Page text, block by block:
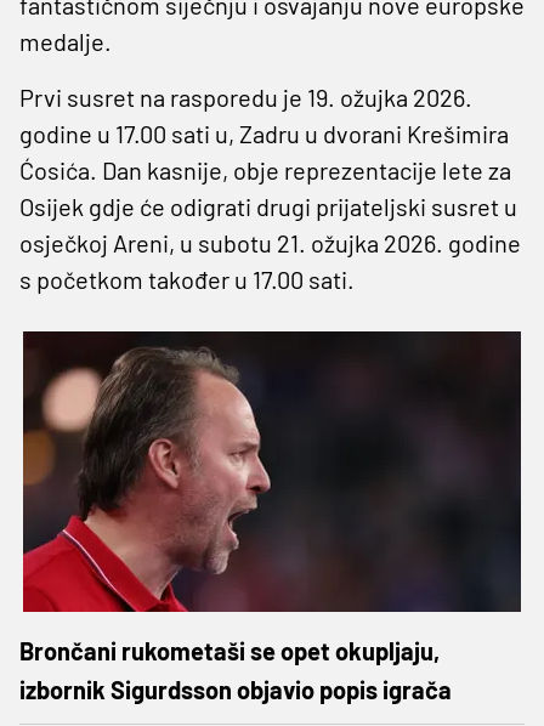
medalje.
Prvi susret na rasporedu je 19. ožujka 2026.
godine u 17.00 sati u, Zadru u dvorani Krešimira
Ćosića. Dan kasnije, obje reprezentacije lete za
Osijek gdje će odigrati drugi prijateljski susret u
osječkoj Areni, u subotu 21. ožujka 2026. godine
s početkom također u 17.00 sati.
Brončani rukometaši se opet okupljaju,
izbornik Sigurdsson objavio popis igrača